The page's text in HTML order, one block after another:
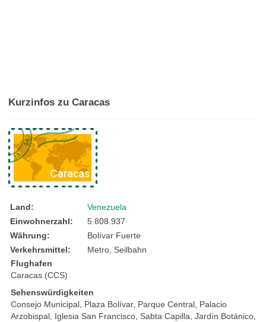
Kurzinfos zu Caracas
Land:
Venezuela
Einwohnerzahl:
5.808.937
Währung:
Bolívar Fuerte
Verkehrsmittel:
Metro, Seilbahn
Flughafen
Caracas (CCS)
Sehenswürdigkeiten
Consejo Municipal, Plaza Bolívar, Parque Central, Palacio
Arzobispal, Iglesia San Francisco, Sabta Capilla, Jardín Botánico,